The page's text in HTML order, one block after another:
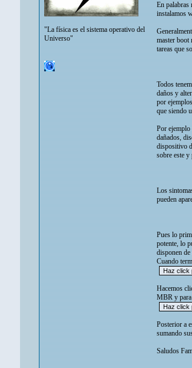
"La física es el sistema operativo del
Universo"
En palabras
instalamos
master boot
tareas que
Todos
daños y
por
que siendo
Por ejemplo
dañados,
dispositivo
sobre este
Los
pueden
Pues lo
potente, lo
disponen de
Cuando
Hacemos
MBR y
Posterior a
sumando
Saludos